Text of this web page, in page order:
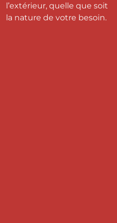
l’extérieur, quelle que soit
la nature de votre besoin.